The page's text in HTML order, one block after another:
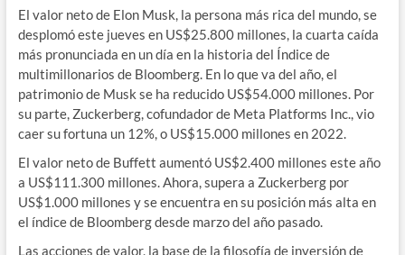
El valor neto de Elon Musk, la persona más rica del mundo, se
desplomó este jueves en US$25.800 millones, la cuarta caída
más pronunciada en un día en la historia del Índice de
multimillonarios de Bloomberg. En lo que va del año, el
patrimonio de Musk se ha reducido US$54.000 millones. Por
su parte, Zuckerberg, cofundador de Meta Platforms Inc., vio
caer su fortuna un 12%, o US$15.000 millones en 2022.
El valor neto de Buffett aumentó US$2.400 millones este año
a US$111.300 millones. Ahora, supera a Zuckerberg por
US$1.000 millones y se encuentra en su posición más alta en
el índice de Bloomberg desde marzo del año pasado.
Las acciones de valor, la base de la filosofía de inversión de